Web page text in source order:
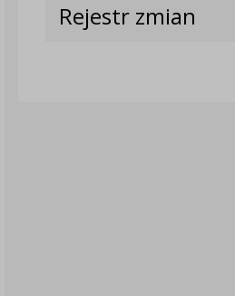
Rejestr zmian